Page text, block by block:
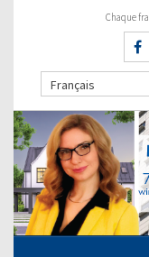
Chaque
Français